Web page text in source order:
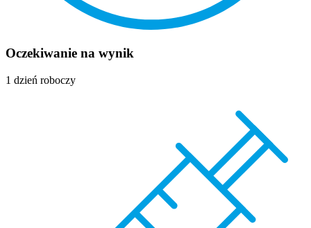
Oczekiwanie na wynik
1 dzień roboczy